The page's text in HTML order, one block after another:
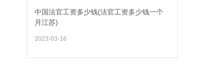
中国法官工资多少钱(法官工资多少钱一个
月江苏)
2023-03-16